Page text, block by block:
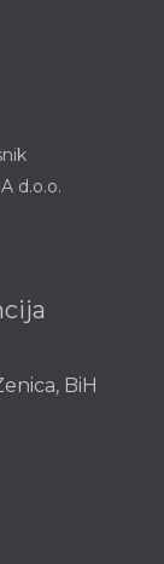
d.o.o.
BiH